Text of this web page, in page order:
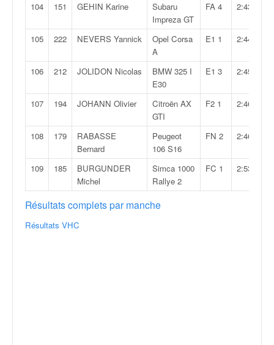
104 151 GEHIN Karine
Subaru
Impreza GT
FA 4 2:43,114
105 222 NEVERS Yannick
Opel Corsa
A
E1 1 2:44,359
106 212 JOLIDON Nicolas
BMW 325 I
E30
E1 3 2:45,430
107 194 JOHANN Olivier
Citroën AX
GTI
F2 1 2:46,629
108 179
RABASSE
Bernard
Peugeot
106 S16
FN 2 2:46,898
109 185
BURGUNDER
Michel
Simca 1000
Rallye 2
FC 1 2:53,392
Résultats complets par manche
Résultats VHC